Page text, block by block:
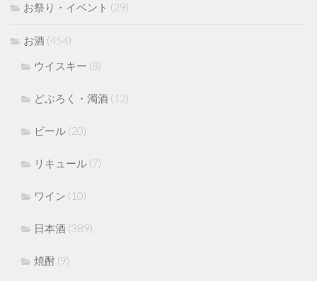
お祭り・イベント (29)
お酒 (454)
ウイスキー (8)
どぶろく・濁酒 (12)
ビール (20)
リキュール (7)
ワイン (10)
日本酒 (389)
焼酎 (9)